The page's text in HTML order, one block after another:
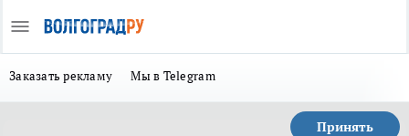
Заказать рекламу Мы в Telegram
Принять